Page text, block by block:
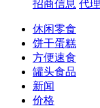
招商信息 代
休闲零食
饼干蛋糕
方便速食
罐头食品
新闻
价格